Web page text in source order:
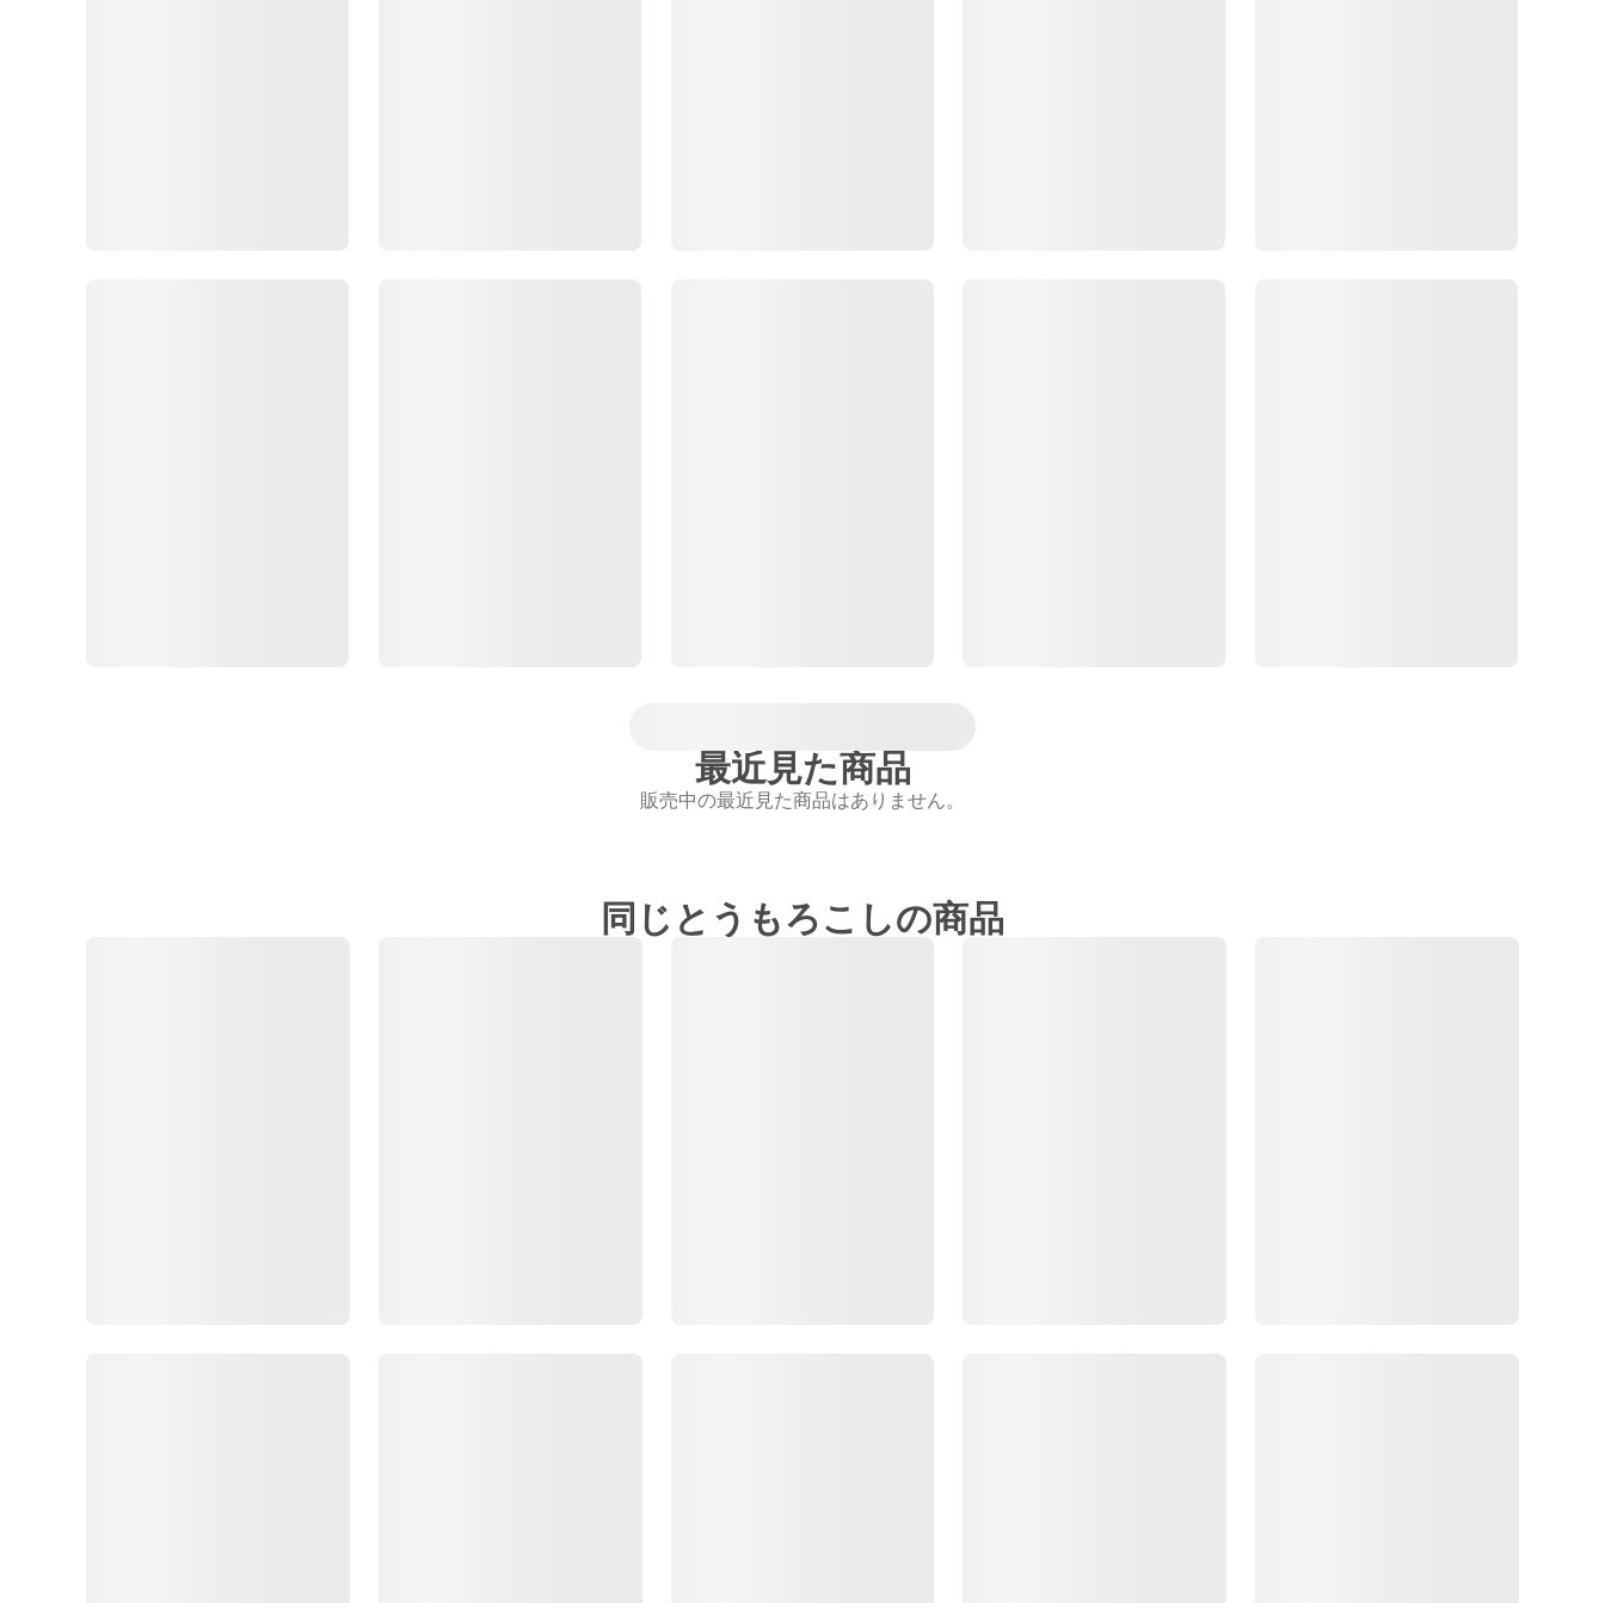
最近見た商品
販売中の最近見た商品はありません。
同じとうもろこしの商品